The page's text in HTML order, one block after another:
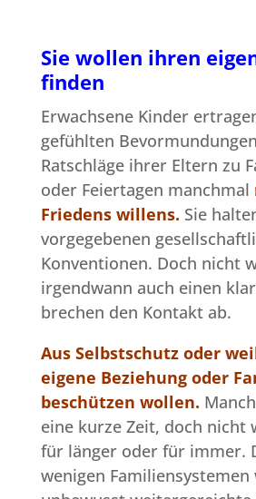
Sie wollen ihren
finden
Erwachsene Kinder
gefühlten
Ratschläge ihrer Eltern zu
oder Feiertagen manchmal
Friedens willens. Sie
vorgegebenen
Konventionen. Doch nicht
irgendwann auch einen
brechen den Kontakt ab.
Aus Selbstschutz oder
eigene Beziehung oder
beschützen wollen.
eine kurze Zeit, doch nicht
für länger oder für immer.
wenigen